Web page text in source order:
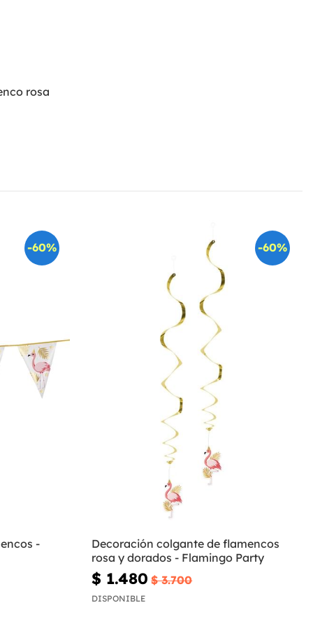
rosa
-60%
-
-60%
Decoración colgante de flamencos
rosa y dorados - Flamingo Party
$ 1.480 $ 3.700
DISPONIBLE